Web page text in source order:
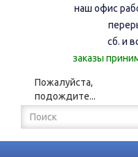
наш офис
сб. и
заказы
Пожалуйста,
подождите...
Форма
поиска
Поиск